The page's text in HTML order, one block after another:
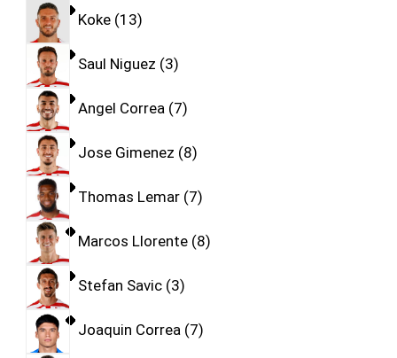
Koke 13
Saul Niguez 3
Angel Correa 7
Jose Gimenez 8
Thomas Lemar 7
Marcos Llorente 8
Stefan Savic 3
Joaquin Correa 7